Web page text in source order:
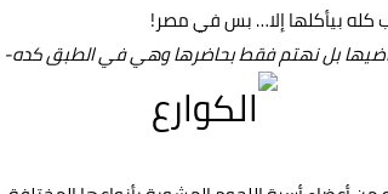
كله بيأكلها إلا… بس في مصر!
بل نهتم فقط بحاضرها وهي في الطبق كده-